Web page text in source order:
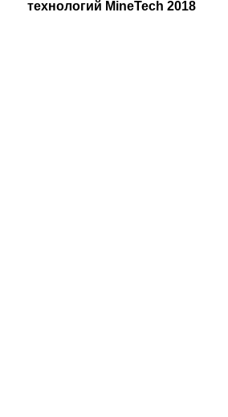
технологий MineTech 2018